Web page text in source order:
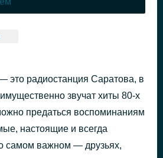
это радиостанция Саратова, в
звучат хиты 80-х
предаться воспоминаниям
настоящие и всегда
самом важном — друзьях,